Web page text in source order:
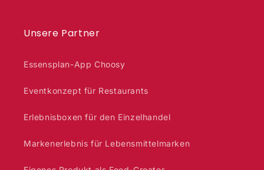
Unsere Partner
Essensplan-App Choosy
Eventkonzept für Restaurants
Erlebnisboxen für den Einzelhandel
Markenerlebnis für Lebensmittelmarken